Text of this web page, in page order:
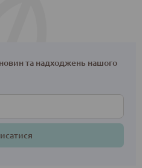
та надходжень нашого